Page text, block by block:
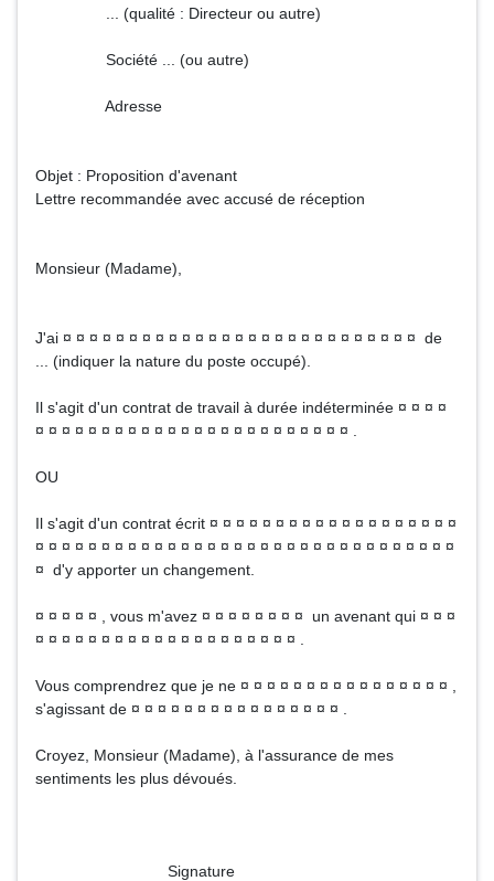
... (qualité : Directeur ou autre)
Société ... (ou autre)
Adresse
Objet : Proposition d'avenant
Lettre recommandée avec accusé de réception
Monsieur (Madame),
J'ai ¤ ¤ ¤ ¤ ¤ ¤ ¤ ¤ ¤ ¤ ¤ ¤ ¤ ¤ ¤ ¤ ¤ ¤ ¤ ¤ ¤ ¤ ¤ ¤ ¤ ¤ ¤ de
... (indiquer la nature du poste occupé).
Il s'agit d'un contrat de travail à durée indéterminée ¤ ¤ ¤ ¤
¤ ¤ ¤ ¤ ¤ ¤ ¤ ¤ ¤ ¤ ¤ ¤ ¤ ¤ ¤ ¤ ¤ ¤ ¤ ¤ ¤ ¤ ¤ ¤ .
OU
Il s'agit d'un contrat écrit ¤ ¤ ¤ ¤ ¤ ¤ ¤ ¤ ¤ ¤ ¤ ¤ ¤ ¤ ¤ ¤ ¤ ¤ ¤
¤ ¤ ¤ ¤ ¤ ¤ ¤ ¤ ¤ ¤ ¤ ¤ ¤ ¤ ¤ ¤ ¤ ¤ ¤ ¤ ¤ ¤ ¤ ¤ ¤ ¤ ¤ ¤ ¤ ¤ ¤ ¤
¤ d'y apporter un changement.
¤ ¤ ¤ ¤ ¤ , vous m'avez ¤ ¤ ¤ ¤ ¤ ¤ ¤ ¤ un avenant qui ¤ ¤ ¤
¤ ¤ ¤ ¤ ¤ ¤ ¤ ¤ ¤ ¤ ¤ ¤ ¤ ¤ ¤ ¤ ¤ ¤ ¤ ¤ .
Vous comprendrez que je ne ¤ ¤ ¤ ¤ ¤ ¤ ¤ ¤ ¤ ¤ ¤ ¤ ¤ ¤ ¤ ¤ ,
s'agissant de ¤ ¤ ¤ ¤ ¤ ¤ ¤ ¤ ¤ ¤ ¤ ¤ ¤ ¤ ¤ ¤ .
Croyez, Monsieur (Madame), à l'assurance de mes
sentiments les plus dévoués.
Signature